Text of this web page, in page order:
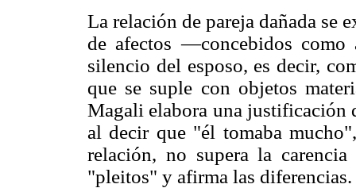
La relación de pareja dañada se
de afectos —concebidos
silencio del esposo, es decir,
que se suple con objetos
Magali elabora una justificación
al decir que "él tomaba
relación, no supera la
"pleitos" y afirma las diferencias.